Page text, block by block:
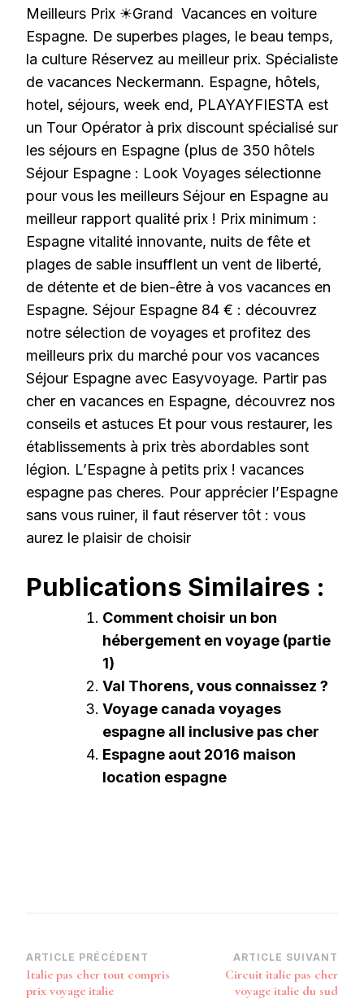
Meilleurs Prix ☀Grand Vacances en voiture
Espagne. De superbes plages, le beau temps,
la culture Réservez au meilleur prix. Spécialiste
de vacances Neckermann. Espagne, hôtels,
hotel, séjours, week end, PLAYAYFIESTA est
un Tour Opérator à prix discount spécialisé sur
les séjours en Espagne (plus de 350 hôtels
Séjour Espagne : Look Voyages sélectionne
pour vous les meilleurs Séjour en Espagne au
meilleur rapport qualité prix ! Prix minimum :
Espagne vitalité innovante, nuits de fête et
plages de sable insufflent un vent de liberté,
de détente et de bien-être à vos vacances en
Espagne. Séjour Espagne 84 € : découvrez
notre sélection de voyages et profitez des
meilleurs prix du marché pour vos vacances
Séjour Espagne avec Easyvoyage. Partir pas
cher en vacances en Espagne, découvrez nos
conseils et astuces Et pour vous restaurer, les
établissements à prix très abordables sont
légion. L’Espagne à petits prix ! vacances
espagne pas cheres. Pour apprécier l’Espagne
sans vous ruiner, il faut réserver tôt : vous
aurez le plaisir de choisir
Publications Similaires :
Comment choisir un bon
hébergement en voyage (partie
1)
Val Thorens, vous connaissez ?
Voyage canada voyages
espagne all inclusive pas cher
Espagne aout 2016 maison
location espagne
Navigation
d’article
ARTICLE PRÉCÉDENT
Italie pas cher tout compris
prix voyage italie
ARTICLE SUIVANT
Circuit italie pas cher
voyage italie du sud